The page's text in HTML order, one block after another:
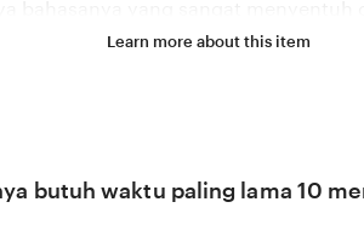
kami kembangkan, platform
kemajuan industri kreatif nasional
di pasar global. Dengan dukungan
eksklusif.
Learn more about this item
butuh waktu paling lama 10